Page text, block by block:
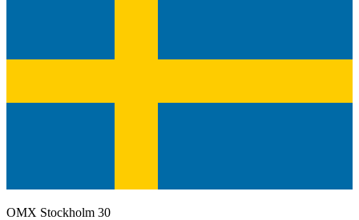
OMX Stockholm 30